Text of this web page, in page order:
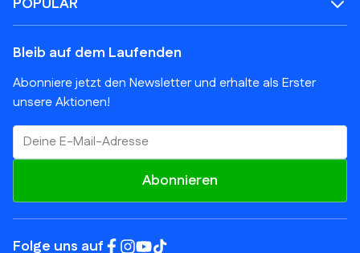
Bleib auf dem Laufenden
Abonniere jetzt den Newsletter und erhalte als Erster
unsere Aktionen!
E-Mail-Adresse
Abonnieren
Folge uns auf